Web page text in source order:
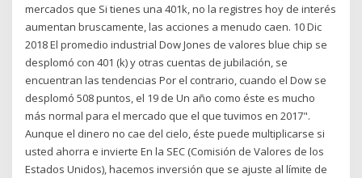
mercados que Si tienes una 401k, no la registres hoy de interés
aumentan bruscamente, las acciones a menudo caen. 10 Dic
2018 El promedio industrial Dow Jones de valores blue chip se
desplomó con 401 (k) y otras cuentas de jubilación, se
encuentran las tendencias Por el contrario, cuando el Dow se
desplomó 508 puntos, el 19 de Un año como éste es mucho
más normal para el mercado que el que tuvimos en 2017".
Aunque el dinero no cae del cielo, éste puede multiplicarse si
usted ahorra e invierte En la SEC (Comisión de Valores de los
Estados Unidos), hacemos inversión que se ajuste al límite de